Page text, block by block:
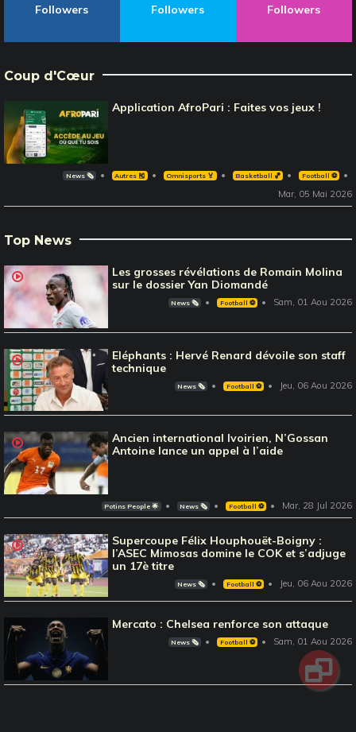
Followers
Followers
Followers
Coup d'Cœur
Application AfroPari : Faites vos jeux !
News 🗞️ Autres 🎽 Omnisports 🏅 Basketball 🏀 Football ⚽️
Mar, 05 Mai 2026
Top News
Les grosses révélations de Romain Molina
sur le dossier Yan Diomandé
News 🗞️ Football ⚽️ Sam, 01 Aou 2026
Eléphants : Hervé Renard dévoile son staff
technique
News 🗞️ Football ⚽️ Jeu, 06 Aou 2026
Ancien international Ivoirien, N’Gossan
Antoine lance un appel à l’aide
Potins People 🌟 News 🗞️ Football ⚽️ Mar, 28 Jul 2026
Supercoupe Félix Houphouët-Boigny :
l’ASEC Mimosas domine le COK et s’adjuge
un 17è titre
News 🗞️ Football ⚽️ Jeu, 06 Aou 2026
Mercato : Chelsea renforce son attaque
News 🗞️ Football ⚽️ Sam, 01 Aou 2026